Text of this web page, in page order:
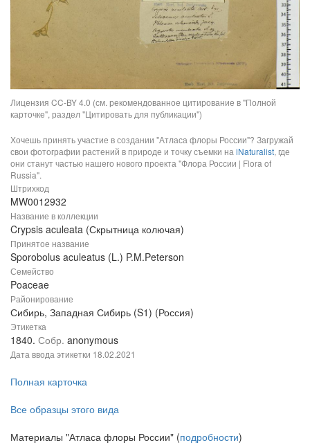
Лицензия CC-BY 4.0 (см. рекомендованное цитирование в "Полной
карточке", раздел "Цитировать для публикации")
Хочешь принять участие в создании "Атласа флоры России"? Загружай
свои фотографии растений в природе и точку съемки на iNaturalist, где
они станут частью нашего нового проекта "Флора России | Flora of
Russia".
Штрихкод
MW0012932
Название в коллекции
Crypsis aculeata (Скрытница колючая)
Принятое название
Sporobolus aculeatus (L.) P.M.Peterson
Семейство
Poaceae
Районирование
Сибирь, Западная Сибирь (S1) (Россия)
Этикетка
1840. Собр. anonymous
Дата ввода этикетки 18.02.2021
Полная карточка
Все образцы этого вида
Материалы "Атласа флоры России" (подробности)